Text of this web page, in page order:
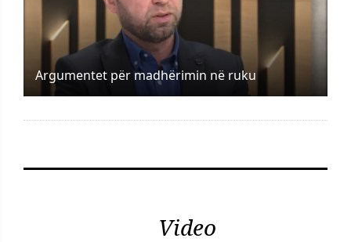
Argumentet për madhërimin në ruku
Video